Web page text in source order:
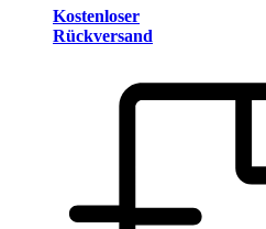
Kostenloser
Rückversand